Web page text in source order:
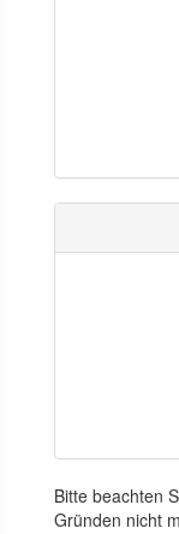
Bitte beachten
Gründen nicht